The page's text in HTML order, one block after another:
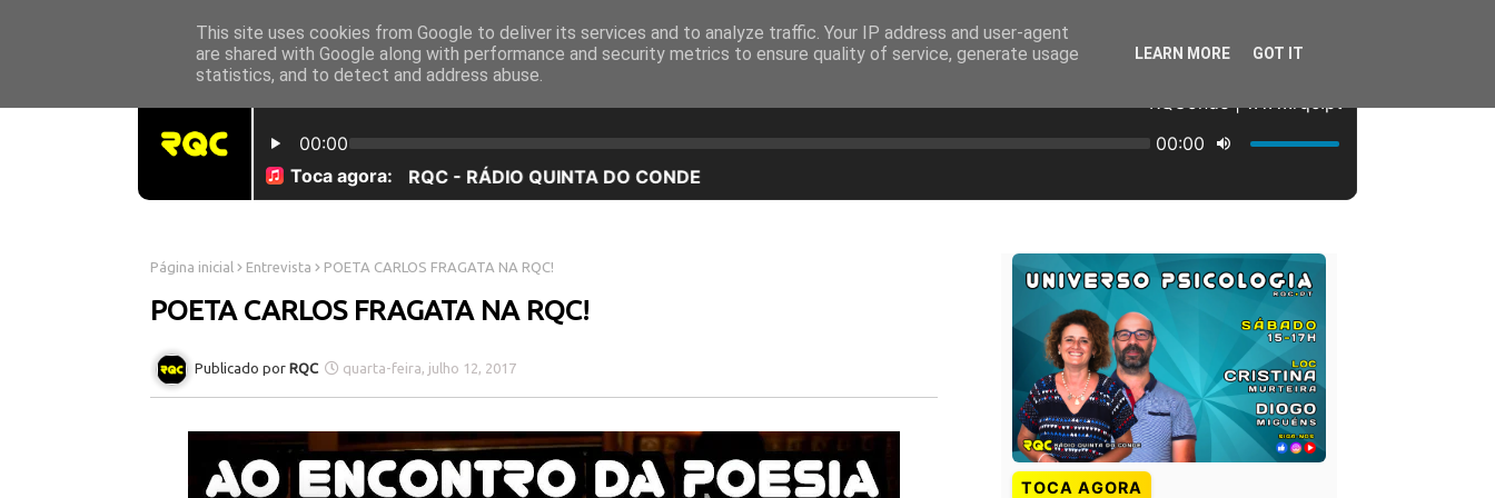
INICÍO SOBRE NÓS EQUIPA PROGRAMAÇÃO OUVIR EM DIRETO
Página inicial Entrevista POETA CARLOS FRAGATA NA RQC!
POETA CARLOS FRAGATA NA RQC!
RQC quarta-feira, julho 12, 2017
TOCA AGORA
This site uses cookies from Google to deliver its services and to analyze traffic. Your IP address and user-agent
are shared with Google along with performance and security metrics to ensure quality of service, generate usage
statistics, and to detect and address abuse.
LEARN MORE GOT IT